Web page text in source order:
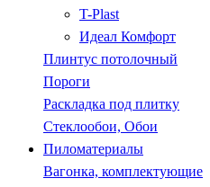
T-Plast
Идеал Комфорт
Плинтус потолочный
Пороги
Раскладка под плитку
Стеклообои, Обои
Пиломатериалы
Вагонка, комплектующие